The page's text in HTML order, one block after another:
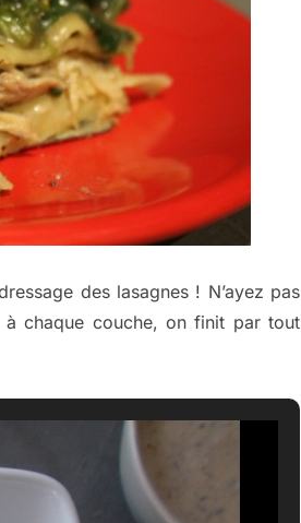
des lasagnes ! N’ayez pas
chaque couche, on finit par tout